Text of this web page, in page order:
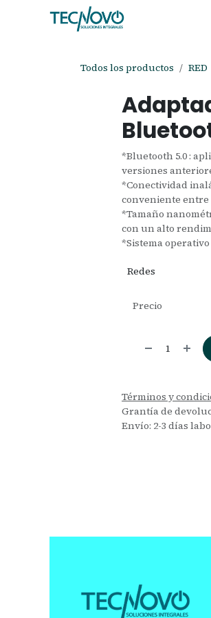
Todos los productos RED
*Bluetooth 5.0 :
versiones
*Conectividad
conveniente entre
*Tamaño
con un alto
*Sistema operativo
Redes
Precio
Términos y
Grantía de
Envío: 2-3 días